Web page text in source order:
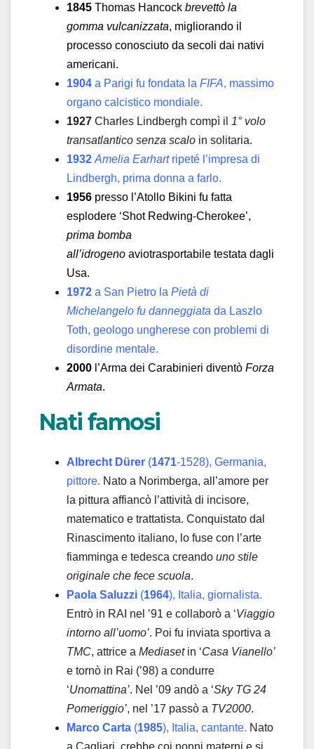
1845 Thomas Hancock brevettò la
gomma vulcanizzata, migliorando il
processo conosciuto da secoli dai nativi
americani.
1904 a Parigi fu fondata la FIFA, massimo
organo calcistico mondiale.
1927 Charles Lindbergh compì il 1° volo
transatlantico senza scalo in solitaria.
1932 Amelia Earhart ripeté l’impresa di
Lindbergh, prima donna a farlo.
1956 presso l’Atollo Bikini fu fatta
esplodere ‘Shot Redwing-Cherokee’,
prima bomba
all’idrogeno aviotrasportabile testata dagli
Usa.
1972 a San Pietro la Pietà di
Michelangelo fu danneggiata da Laszlo
Toth, geologo ungherese con problemi di
disordine mentale.
2000 l’Arma dei Carabinieri diventò Forza
Armata.
Nati famosi
Albrecht Dürer (1471-1528), Germania,
pittore. Nato a Norimberga, all’amore per
la pittura affiancò l’attività di incisore,
matematico e trattatista. Conquistato dal
Rinascimento italiano, lo fuse con l’arte
fiamminga e tedesca creando uno stile
originale che fece scuola.
Paola Saluzzi (1964), Italia, giornalista.
Entrò in RAI nel ’91 e collaborò a ‘Viaggio
intorno all’uomo’. Poi fu inviata sportiva a
TMC, attrice a Mediasetin ‘Casa Vianello’
e tornò in Rai (’98) a condurre
‘Unomattina’. Nel ’09 andò a ‘Sky TG 24
Pomeriggio’, nel ’17 passò a TV2000.
Marco Carta (1985), Italia, cantante. Nato
a Cagliari, crebbe coi nonni materni e si